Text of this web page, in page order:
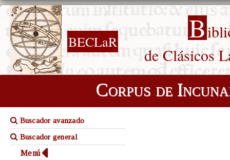
BECLaR B
de Clásicos
Corpus de
Buscador avanzado
Buscador general
Menú